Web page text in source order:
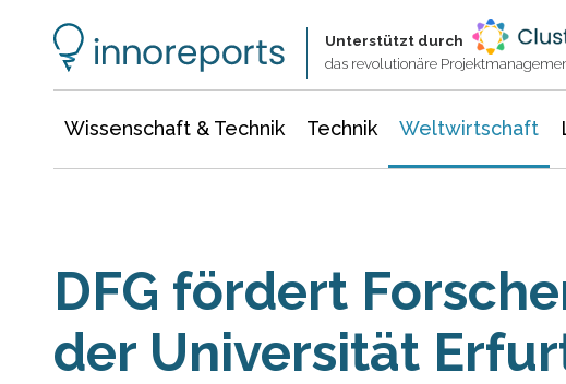
Unterstützt durch
das revolutionäre
Wissenschaft & Technik Technik Weltwirtschaft
DFG fördert
der Universität